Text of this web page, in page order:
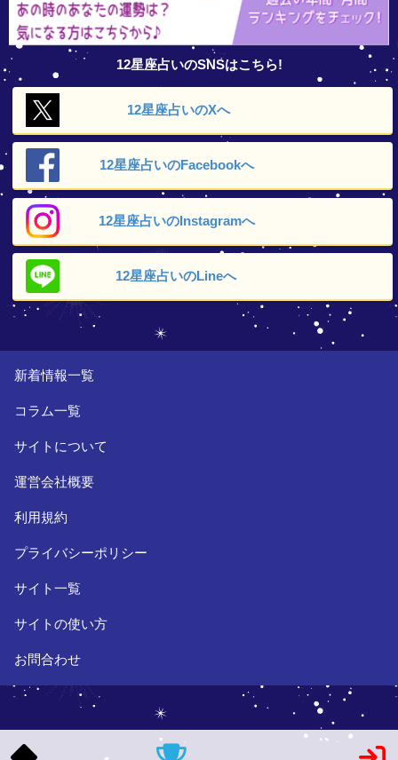
12星座占いのSNSはこちら!
12星座占いのXへ
12星座占いのFacebookへ
12星座占いのInstagramへ
12星座占いのLineへ
新着情報一覧
コラム一覧
サイトについて
運営会社概要
利用規約
プライバシーポリシー
サイト一覧
サイトの使い方
お問合わせ